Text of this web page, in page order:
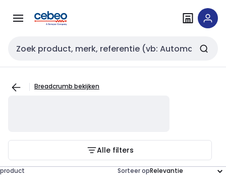
naar
naar
Zoekveld invoer
Breadcrumb bekijken
Alle filters
product Sorteer op